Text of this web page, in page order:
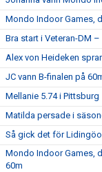
Mondo Indoor Games,
Bra start i Veteran-DM
Alex von Heideken
JC vann B-finalen på
Mellanie 5.74 i Pittsburg
Matilda persade i
Så gick det för
Mondo Indoor Games,
60m